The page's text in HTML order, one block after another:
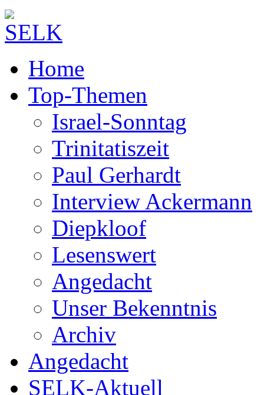
Home
Top-Themen
Israel-Sonntag
Trinitatiszeit
Paul Gerhardt
Interview Ackermann
Diepkloof
Lesenswert
Angedacht
Unser Bekenntnis
Archiv
Angedacht
SELK-Aktuell